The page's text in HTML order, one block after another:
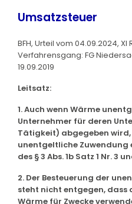
Umsatzsteuer
BFH, Urteil vom 04.09.2024, XI
Verfahrensgang: FG
19.09.2019
Leitsatz:
1. Auch wenn Wärme
Unternehmer für deren
Tätigkeit) abgegeben
unentgeltliche Zuwendung
des § 3 Abs. 1b Satz 1 Nr. 3
2. Der Besteuerung der
steht nicht entgegen, dass
Wärme für Zwecke